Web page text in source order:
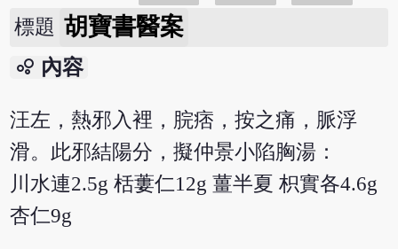
標題 胡寶書醫案
bubble_chart 內容
汪左，熱邪入裡，脘痞，按之痛，脈浮
滑。此邪結陽分，擬仲景小陷胸湯：
川水連2.5g 栝蔞仁12g 薑半夏 枳實各4.6g
杏仁9g